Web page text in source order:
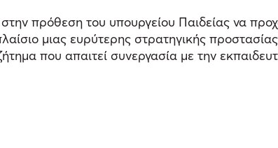
πρόθεση του υπουργείου Παιδείας να
μιας ευρύτερης στρατηγικής
που απαιτεί συνεργασία με την